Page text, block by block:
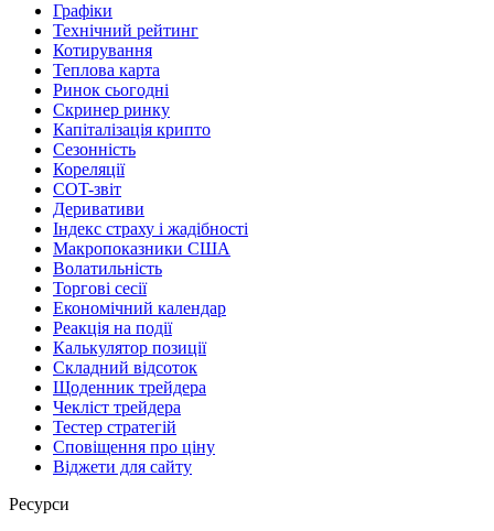
Графіки
Технічний рейтинг
Котирування
Теплова карта
Ринок сьогодні
Скринер ринку
Капіталізація крипто
Сезонність
Кореляції
COT-звіт
Деривативи
Індекс страху і жадібності
Макропоказники США
Волатильність
Торгові сесії
Економічний календар
Реакція на події
Калькулятор позиції
Складний відсоток
Щоденник трейдера
Чекліст трейдера
Тестер стратегій
Сповіщення про ціну
Віджети для сайту
Ресурси